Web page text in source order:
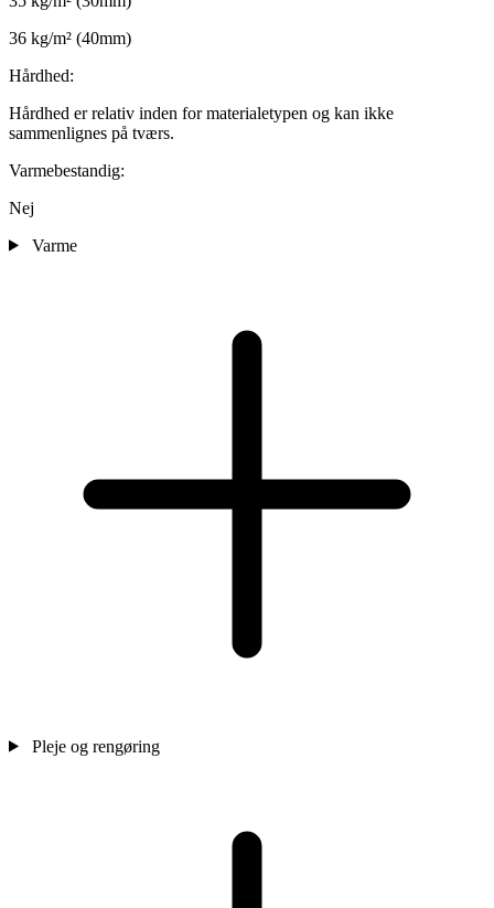
36 kg/m² (40mm)
Hårdhed:
Hårdhed er relativ inden for materialetypen og kan ikke
sammenlignes på tværs.
Varmebestandig:
Nej
Varme
Pleje og rengøring